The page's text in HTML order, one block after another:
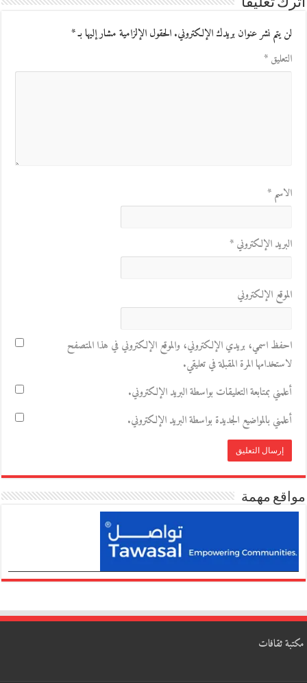
لن يتم نشر عنوان بريدك الإلكتروني.الحقول الإلزامية مشار إليها بـ*
التعليق*
الاسم*
البريد الإلكتروني*
الموقع الإلكتروني
احفظ اسمي، بريدي الإلكتروني، والموقع الإلكتروني في هذا المتصفح
لاستخدامها المرة المقبلة في تعليقي.
أعلمني بمتابعة التعليقات بواسطة البريد الإلكتروني.
أعلمني بالمواضيع الجديدة بواسطة البريد الإلكتروني.
مواقع مهمة
مكتبة ثقافات